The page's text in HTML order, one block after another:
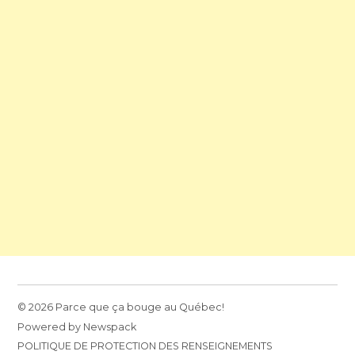
© 2026 Parce que ça bouge au Québec!
Powered by Newspack
POLITIQUE DE PROTECTION DES RENSEIGNEMENTS